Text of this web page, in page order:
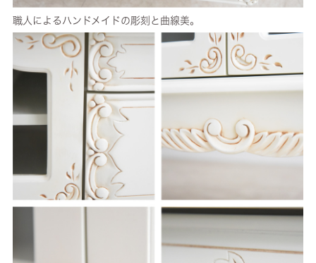
職人によるハンドメイドの彫刻と曲線美。